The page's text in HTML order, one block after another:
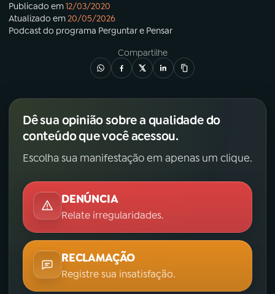
Publicado em12/03/2020
Atualizado em20/05/2026
Podcastdo programa Perguntar e Pensar
Compartilhe
Dê sua opinião sobre a qualidade do
conteúdo que você acessou.
Escolha sua manifestação em apenas um clique.
DENÚNCIA
Relate irregularidades.
RECLAMAÇÃO
Registre sua insatisfação.